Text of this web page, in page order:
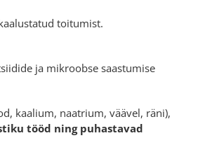
toitumist.
ja mikroobse saastumise
kaalium, naatrium, väävel, räni),
tööd ning puhastavad